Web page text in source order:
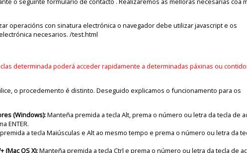
operacións con sinatura electrónica o navegador debe utilizar javascript e os
necesarios. /test.html
determinada poderá acceder rapidamente a determinadas páxinas ou
o procedemento é distinto. Deseguido explicamos o funcionamento para os
(Windows):Manteña premida a tecla Alt, prema o número ou letra da tecla de
ENTER.
a tecla Maiúsculas e Alt ao mesmo tempo e prema o número ou letra da
(Mac OS X):Manteña premida a tecla Ctrl e prema o número ou letra da tecla de